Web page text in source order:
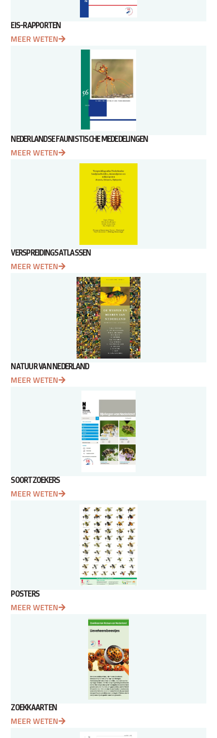
EIS-RAPPORTEN
MEER WETEN
NEDERLANDSE FAUNISTISCHE MEDEDELINGEN
MEER WETEN
VERSPREIDINGSATLASSEN
MEER WETEN
NATUUR VAN NEDERLAND
MEER WETEN
SOORTZOEKERS
MEER WETEN
POSTERS
MEER WETEN
ZOEKKAARTEN
MEER WETEN